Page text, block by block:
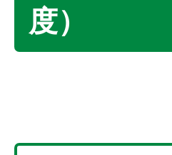
度）